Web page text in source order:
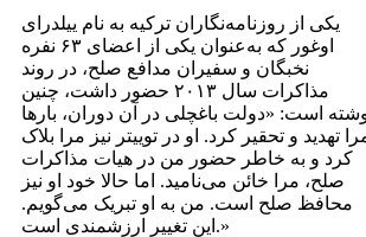
یکی از روزنامه‌نگاران ترکیه به نام ییلدرای
اوغور که به‌عنوان یکی از اعضای ۶۳ نفره
نخبگان و سفیران مدافع صلح، در روند
مذاکرات سال ۲۰۱۳ حضور داشت، چنین
است: «دولت باغچلی در آن دوران، بارها
تهدید و تحقیر کرد. او در توییتر نیز مرا بلاک
کرد و به خاطر حضور من در هیات مذاکرات
صلح، مرا خائن می‌نامید. اما حالا خود او نیز
محافظ صلح است. من به او تبریک می‌گویم.
این تغییر ارزشمندی است.»